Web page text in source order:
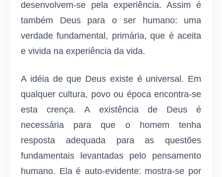
desenvolvem-se pela experiência. Assim é
também Deus para o ser humano: uma
verdade fundamental, primária, que é aceita
e vivida na experiência da vida.
A idéia de que Deus existe é universal. Em
qualquer cultura, povo ou época encontra-se
esta crença. A existência de Deus é
necessária para que o homem tenha
resposta adequada para as questões
fundamentais levantadas pelo pensamento
humano. Ela é auto-evidente: mostra-se por